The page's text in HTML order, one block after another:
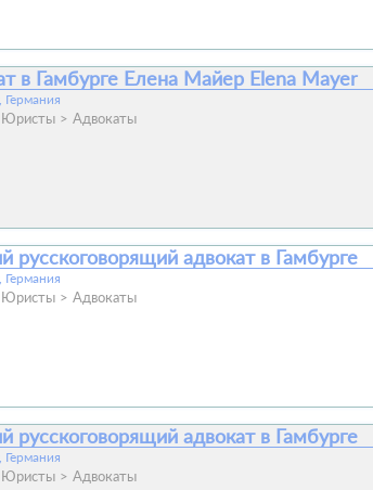
в Гамбурге Елена Майер Elena Mayer
Германия
Юристы Адвокаты
русскоговорящий адвокат в Гамбурге
Германия
Юристы Адвокаты
русскоговорящий адвокат в Гамбурге
Германия
Юристы Адвокаты